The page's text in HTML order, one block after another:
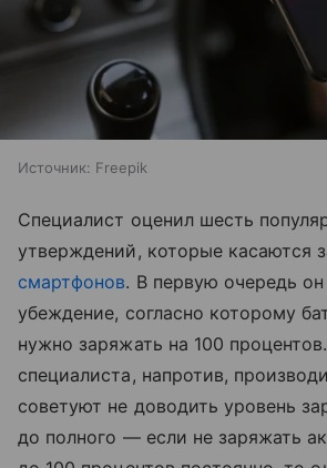
Источник: Freepik
Специалист оценил шесть
утверждений, которые касаются
смартфонов. В первую очередь
убеждение, согласно которому
нужно заряжать на 100
специалиста, напротив,
советуют не доводить уровень
до полного — если не заряжать